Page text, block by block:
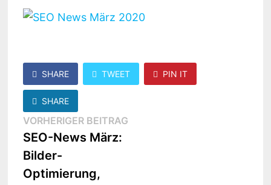
SHARE TWEET PIN IT
SHARE
Beitragsnavigation
VORHERIGER BEITRAGVorheriger
SEO-News März:
Bilder-
Optimierung,